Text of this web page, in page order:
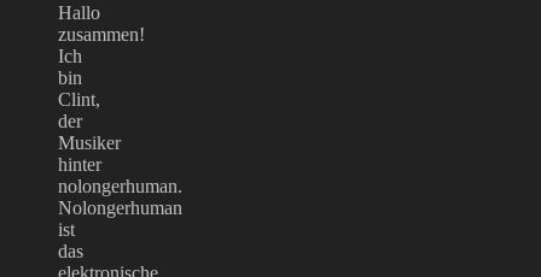
Hallo
zusammen!
Ich
bin
Clint,
der
Musiker
hinter
nolongerhuman.
Nolongerhuman
ist
das
elektronische